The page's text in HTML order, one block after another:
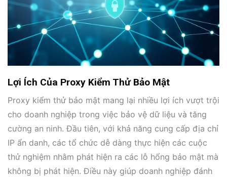
Lợi Ích Của Proxy Kiểm Thử Bảo Mật
Proxy kiểm thử bảo mật mang lại nhiều lợi ích vượt trội
cho doanh nghiệp trong việc bảo vệ dữ liệu và tăng
cường an ninh. Đầu tiên, với khả năng cung cấp địa chỉ
IP ẩn danh, các tổ chức dễ dàng thực hiện các cuộc
thử nghiệm nhằm phát hiện ra các lỗ hổng bảo mật mà
không bị phát hiện. Điều này giúp doanh nghiệp đánh